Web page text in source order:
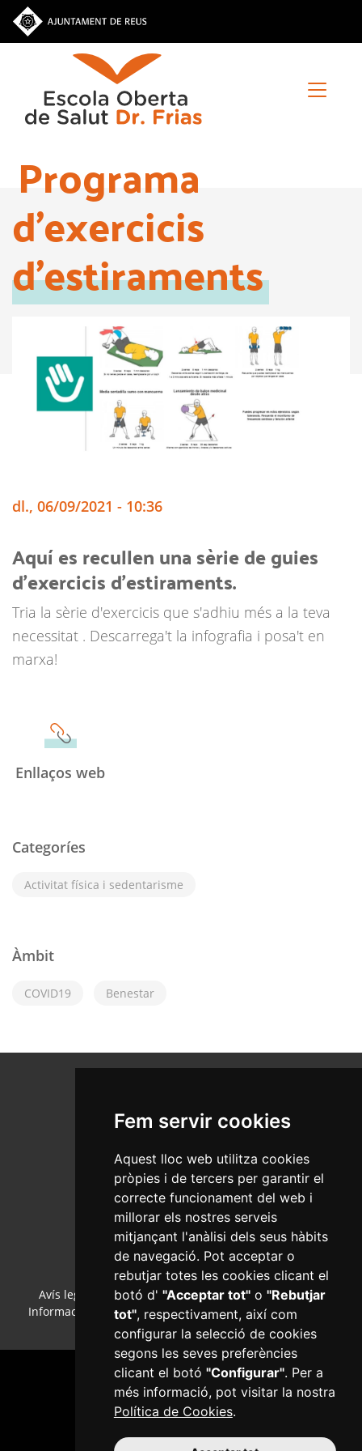
Fem servir cookies
Aquest lloc web utilitza cookies
pròpies i de tercers per garantir el
correcte funcionament del web i
millorar els nostres serveis
mitjançant l'anàlisi dels seus hàbits
de navegació. Pot acceptar o
rebutjar totes les cookies clicant el
botó d' "Acceptar tot"o "Rebutjar
tot", respectivament, així com
configurar la selecció de cookies
segons les seves preferències
clicant el botó "Configurar". Per a
més informació, pot visitar la nostra
Política de Cookies.
Vés
Programa
d'exercicis
d'estiraments
dl., 06/09/2021 - 10:36
Aquí es recullen una sèrie de guies
d'exercicis d'estiraments.
Tria la sèrie d'exercicis que s'adhiu més a la teva
necessitat . Descarrega't la infografia i posa't en
marxa!
Enllaços web
Categoríes
Activitat física i sedentarisme
Àmbit
COVID19 Benestar
Salut Pública
C/Ample, 13 - Tel. 977 010 040
www.reus.cat
salutpublica@reus.cat
Avís legal Política de cookies·Política de privacitat·
Informació bàsica RGPD·Accessibilitat ·Col·laboradors
Mapa web·Configurar cookies